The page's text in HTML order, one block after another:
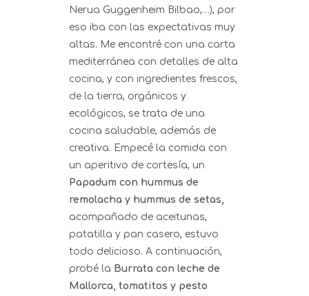
Nerua Guggenheim Bilbao,…), por
eso iba con las expectativas muy
altas. Me encontré con una carta
mediterránea con detalles de alta
cocina, y con ingredientes frescos,
de la tierra, orgánicos y
ecológicos, se trata de una
cocina saludable, además de
creativa. Empecé la comida con
un aperitivo de cortesía, un
Papadum con hummus de
remolacha y hummus de setas,
acompañado de aceitunas,
patatilla y pan casero, estuvo
todo delicioso. A continuación,
probé la Burrata con leche de
Mallorca, tomatitos y pesto